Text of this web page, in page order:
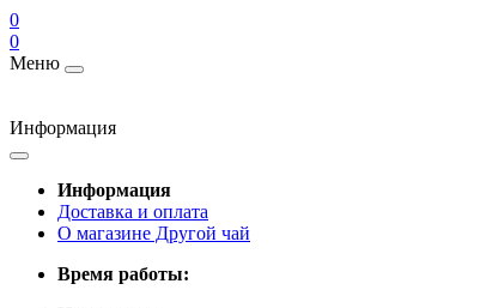
0
0
Меню
Информация
Информация
Доставка и оплата
О магазине Другой чай
Время работы: